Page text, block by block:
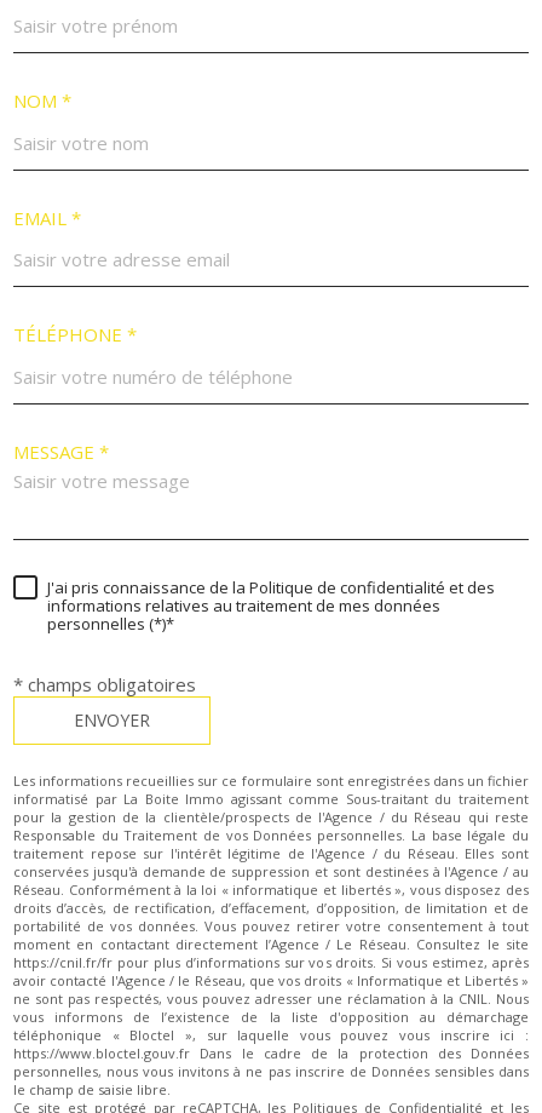
NOM *
EMAIL *
TÉLÉPHONE *
MESSAGE *
J'ai pris connaissance de la Politique de confidentialité et des
informations relatives au traitement de mes données
personnelles (*)*
* champs obligatoires
ENVOYER
Les informations recueillies sur ce formulaire sont enregistrées dans un fichier
informatisé par La Boite Immo agissant comme Sous-traitant du traitement
pour la gestion de la clientèle/prospects de l'Agence / du Réseau qui reste
Responsable du Traitement de vos Données personnelles. La base légale du
traitement repose sur l'intérêt légitime de l'Agence / du Réseau. Elles sont
conservées jusqu'à demande de suppression et sont destinées à l'Agence / au
Réseau. Conformément à la loi « informatique et libertés », vous disposez des
droits d’accès, de rectification, d’effacement, d’opposition, de limitation et de
portabilité de vos données. Vous pouvez retirer votre consentement à tout
moment en contactant directement l’Agence / Le Réseau. Consultez le site
https://cnil.fr/fr pour plus d’informations sur vos droits. Si vous estimez, après
avoir contacté l'Agence / le Réseau, que vos droits « Informatique et Libertés »
ne sont pas respectés, vous pouvez adresser une réclamation à la CNIL. Nous
vous informons de l’existence de la liste d'opposition au démarchage
téléphonique « Bloctel », sur laquelle vous pouvez vous inscrire ici :
https://www.bloctel.gouv.fr Dans le cadre de la protection des Données
personnelles, nous vous invitons à ne pas inscrire de Données sensibles dans
le champ de saisie libre.
Ce site est protégé par reCAPTCHA, les Politiques de Confidentialité et les